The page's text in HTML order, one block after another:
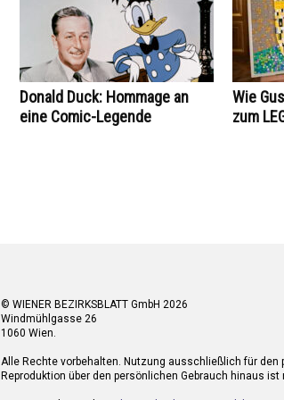
Donald Duck: Hommage an
eine Comic-Legende
Wie
zum
© WIENER BEZIRKSBLATT GmbH 2026
Windmühlgasse 26
1060 Wien.
Alle Rechte vorbehalten. Nutzung ausschließlich für den
Reproduktion über den persönlichen Gebrauch hinaus